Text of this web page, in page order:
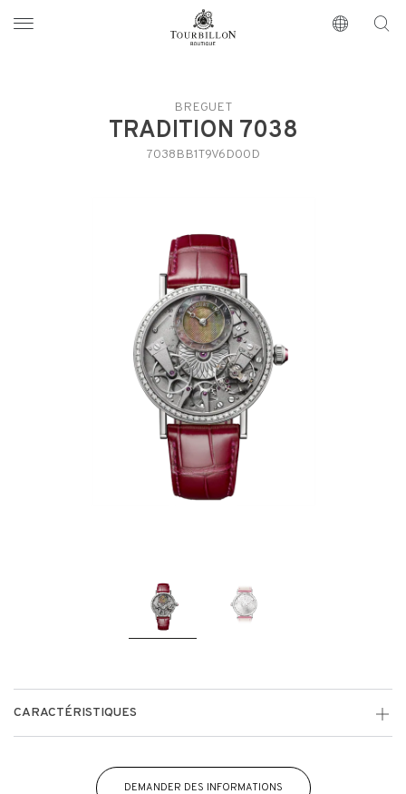
https://www.tourbillon.com/index.php/fr
BREGUET
TRADITION 7038
7038BB1T9V6D00D
CARACTÉRISTIQUES
DEMANDER DES INFORMATIONS